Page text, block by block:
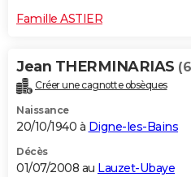
Famille ASTIER
Jean THERMINARIAS
Créer une cagnotte obsèques
Naissance
20/10/1940 à Digne-les-Bains
Décès
01/07/2008 au Lauzet-Ubaye